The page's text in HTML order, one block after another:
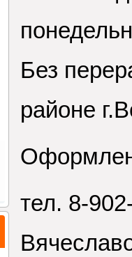
Без
районе
тел. 8-